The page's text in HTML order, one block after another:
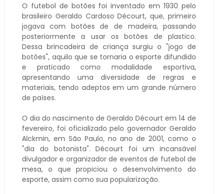
O futebol de botões foi inventado em 1930 pelo
brasileiro Geraldo Cardoso Décourt, que, primeiro
jogava com botões de de madeira, passando
posteriormente a usar os botões de plastico.
Dessa brincadeira de criança surgiu o "jogo de
botões", aquilo que se tornaria o esporte difundido
e praticado como modalidade esportiva,
apresentando uma diversidade de regras e
materiais, tendo adeptos em um grande número
de países.
O dia do nascimento de Geraldo Décourt em 14 de
fevereiro, foi oficializado pelo governador Geraldo
Alckmin, em São Paulo, no ano de 2001, como o
"dia do botonista". Décourt foi um incansável
divulgador e organizador de eventos de futebol de
mesa, o que propiciou o desenvolvimento do
esporte, assim como sua popularização.